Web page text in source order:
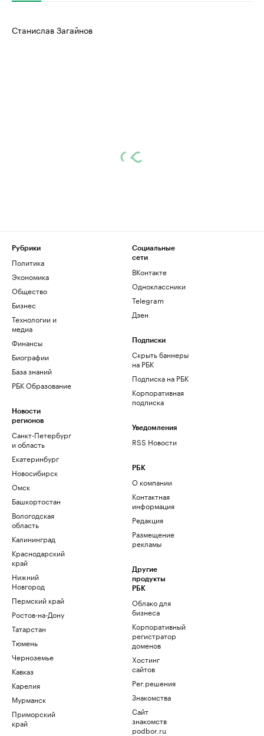
Станислав Загайнов
Рубрики
Политика
Экономика
Общество
Бизнес
Технологии и
медиа
Финансы
Биографии
База знаний
РБК Образование
Новости
регионов
Санкт-Петербург
и область
Екатеринбург
Новосибирск
Омск
Башкортостан
Вологодская
область
Калининград
Краснодарский
край
Нижний
Новгород
Пермский край
Ростов-на-Дону
Татарстан
Тюмень
Черноземье
Кавказ
Карелия
Мурманск
Приморский
край
Социальные
сети
ВКонтакте
Одноклассники
Telegram
Дзен
Подписки
Скрыть баннеры
на РБК
Подписка на РБК
Корпоративная
подписка
Уведомления
RSS Новости
РБК
О компании
Контактная
информация
Редакция
Размещение
рекламы
Другие
продукты
РБК
Облако для
бизнеса
Корпоративный
регистратор
доменов
Хостинг
сайтов
Рег.решения
Знакомства
Сайт
знакомств
podbor.ru